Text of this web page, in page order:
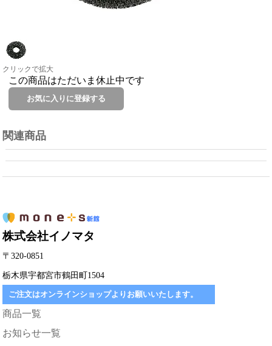
クリックで拡大
この商品はただいま休止中です
関連商品
株式会社イノマタ
〒320-0851
栃木県宇都宮市鶴田町1504
ご注文はオンラインショップよりお願いいたします。
商品一覧
お知らせ一覧